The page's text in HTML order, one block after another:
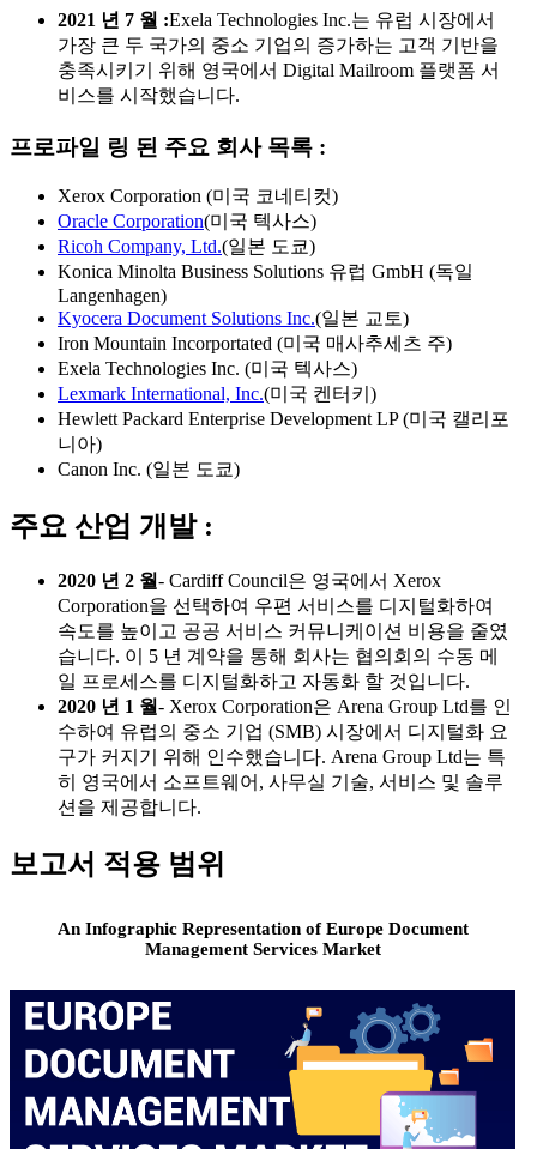
2021 년 7 월 :Exela Technologies Inc.는 유럽 시장에서
가장 큰 두 국가의 중소 기업의 증가하는 고객 기반을
충족시키기 위해 영국에서 Digital Mailroom 플랫폼 서
비스를 시작했습니다.
프로파일 링 된 주요 회사 목록 :
Xerox Corporation (미국 코네티컷)
Oracle Corporation(미국 텍사스)
Ricoh Company, Ltd.(일본 도쿄)
Konica Minolta Business Solutions 유럽 GmbH (독일
Langenhagen)
Kyocera Document Solutions Inc.(일본 교토)
Iron Mountain Incorportated (미국 매사추세츠 주)
Exela Technologies Inc. (미국 텍사스)
Lexmark International, Inc.(미국 켄터키)
Hewlett Packard Enterprise Development LP (미국 캘리포
니아)
Canon Inc. (일본 도쿄)
주요 산업 개발 :
2020 년 2 월- Cardiff Council은 영국에서 Xerox
Corporation을 선택하여 우편 서비스를 디지털화하여
속도를 높이고 공공 서비스 커뮤니케이션 비용을 줄였
습니다. 이 5 년 계약을 통해 회사는 협의회의 수동 메
일 프로세스를 디지털화하고 자동화 할 것입니다.
2020 년 1 월- Xerox Corporation은 Arena Group Ltd를 인
수하여 유럽의 중소 기업 (SMB) 시장에서 디지털화 요
구가 커지기 위해 인수했습니다. Arena Group Ltd는 특
히 영국에서 소프트웨어, 사무실 기술, 서비스 및 솔루
션을 제공합니다.
보고서 적용 범위
An Infographic Representation of Europe Document
Management Services Market